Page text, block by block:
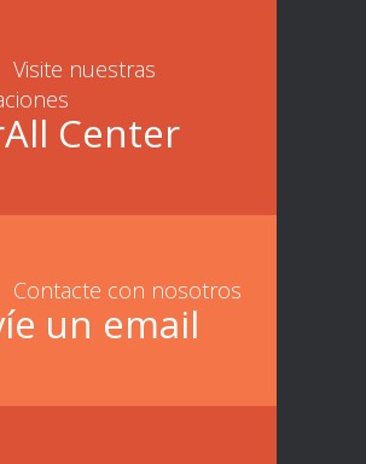
Visite nuestras
Center
Contacte con nosotros
un email